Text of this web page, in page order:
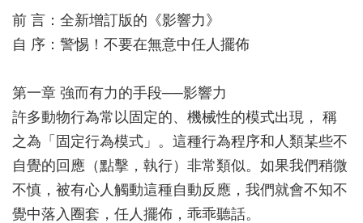
前 言：全新增訂版的《影響力》
自 序：警惕！不要在無意中任人擺佈
第一章 強而有力的手段──影響力
許多動物行為常以固定的、機械性的模式出現， 稱
之為「固定行為模式」。這種行為程序和人類某些不
自覺的回應（點擊，執行）非常類似。如果我們稍微
不慎，被有心人觸動這種自動反應，我們就會不知不
覺中落入圈套，任人擺佈，乖乖聽話。